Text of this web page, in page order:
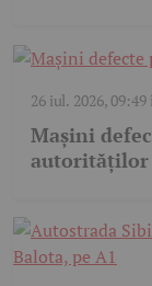
26 iul. 2026, 09:49
Mașini
autorităților